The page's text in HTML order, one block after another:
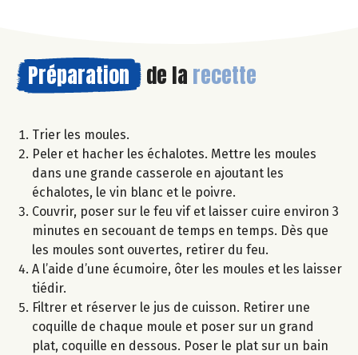
Préparation de la recette
Trier les moules.
Peler et hacher les échalotes. Mettre les moules
dans une grande casserole en ajoutant les
échalotes, le vin blanc et le poivre.
Couvrir, poser sur le feu vif et laisser cuire environ 3
minutes en secouant de temps en temps. Dès que
les moules sont ouvertes, retirer du feu.
A l’aide d’une écumoire, ôter les moules et les laisser
tiédir.
Filtrer et réserver le jus de cuisson. Retirer une
coquille de chaque moule et poser sur un grand
plat, coquille en dessous. Poser le plat sur un bain